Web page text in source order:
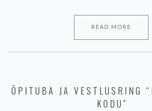
READ MORE
ÕPITUBA JA VESTLUSRING
KODU”